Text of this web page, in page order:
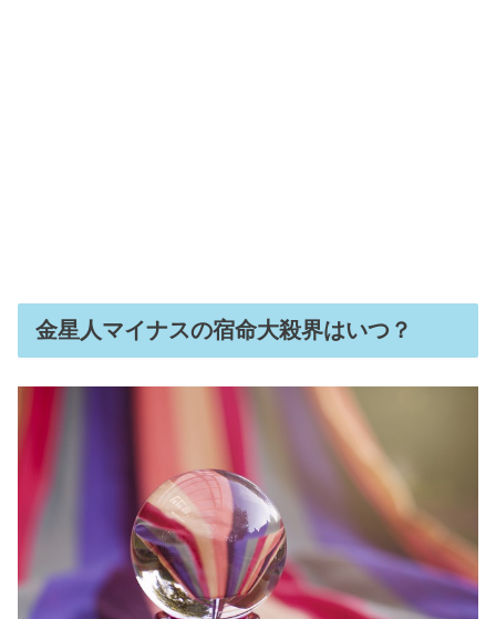
金星人マイナスの宿命大殺界はいつ？